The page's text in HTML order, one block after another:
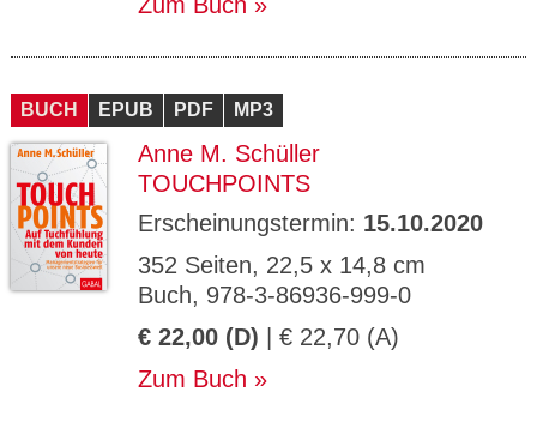
BUCH EPUB PDF MP3
Anne M. Schüller
TOUCHPOINTS
Erscheinungstermin: 15.10.2020
352 Seiten, 22,5 x 14,8 cm
Buch, 978-3-86936-999-0
€ 22,00 (D) | € 22,70 (A)
Zum Buch